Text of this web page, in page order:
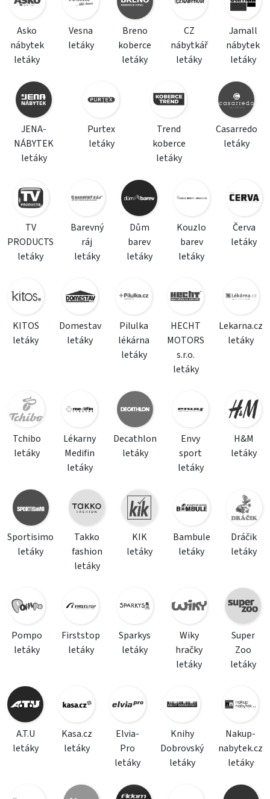
Asko
nábytek
letáky
Vesna
letáky
Breno
koberce
letáky
CZ
nábytkář
letáky
Jamall
nábytek
letáky
JENA-
NÁBYTEK
letáky
Purtex
letáky
Trend
koberce
letáky
Casarredo
letáky
TV
PRODUCTS
letáky
Barevný
ráj
letáky
Dům
barev
letáky
Kouzlo
barev
letáky
Červa
letáky
KITOS
letáky
Domestav
letáky
Pilulka
lékárna
letáky
HECHT
MOTORS
s.r.o.
letáky
Lekarna.cz
letáky
Tchibo
letáky
Lékarny
Medifin
letáky
Decathlon
letáky
Envy
sport
letáky
H&M
letáky
Sportisimo
letáky
Takko
fashion
letáky
KIK
letáky
Bambule
letáky
Dráčik
letáky
Pompo
letáky
Firststop
letáky
Sparkys
letáky
Wiky
hračky
letáky
Super
Zoo
letáky
A.T.U
letáky
Kasa.cz
letáky
Elvia-
Pro
letáky
Knihy
Dobrovský
letáky
Nakup-
nabytek.cz
letáky